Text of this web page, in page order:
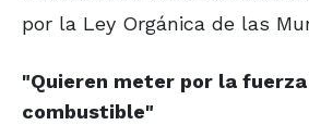
por la Ley Orgánica de las
"Quieren meter por la
combustible"